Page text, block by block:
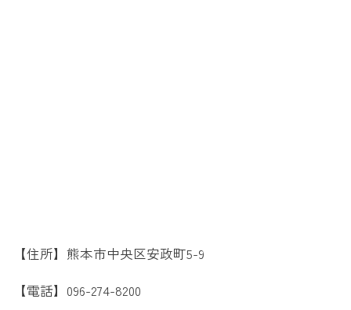
【住所】熊本市中央区安政町5-9
【電話】096-274-8200